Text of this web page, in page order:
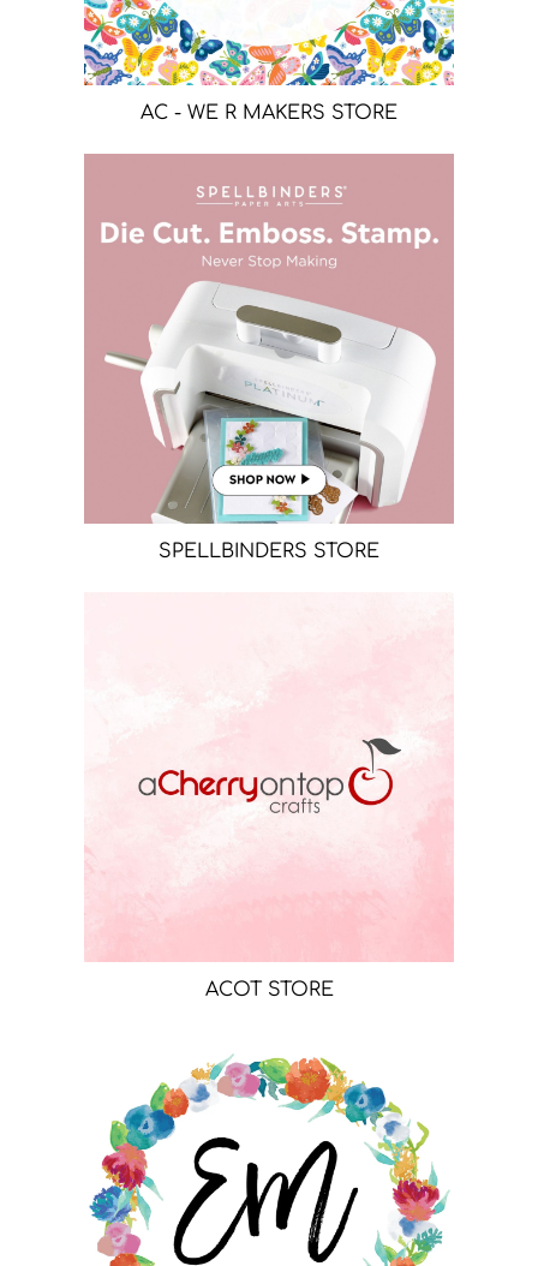
AC - WE R MAKERS STORE
SPELLBINDERS STORE
ACOT STORE